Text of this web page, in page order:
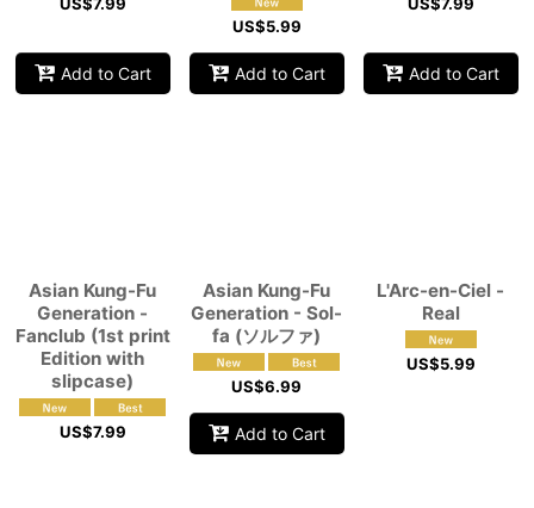
Add to Cart
US$5.99
Add to Cart Add to Cart
Asian Kung-Fu
Generation -
Fanclub (1st print
Edition with
slipcase)
US$7.99
Asian Kung-Fu
Generation - Sol-
fa (ソルファ)
US$6.99
Add to Cart
L'Arc-en-Ciel -
Real
US$5.99